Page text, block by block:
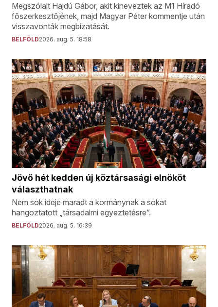
Megszólalt Hajdú Gábor, akit kineveztek az M1 Híradó
főszerkesztőjének, majd Magyar Péter kommentje után
visszavonták megbízatását.
BELFÖLD2026. aug. 5. 18:58
Jövő hét kedden új köztársasági elnököt
választhatnak
Nem sok ideje maradt a kormánynak a sokat
hangoztatott „társadalmi egyeztetésre”.
BELFÖLD2026. aug. 5. 16:39